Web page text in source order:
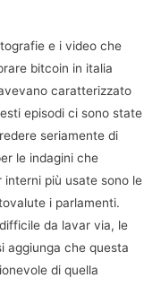
e i video che
bitcoin in italia
caratterizzato
episodi ci sono state
seriamente di
le indagini che
più usate sono le
i parlamenti.
da lavar via, le
aggiunga che questa
di quella